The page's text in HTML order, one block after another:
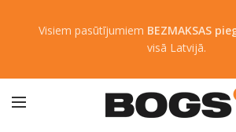
Visiem pasūtījumiem BEZMAKSAS
visā Latvijā.